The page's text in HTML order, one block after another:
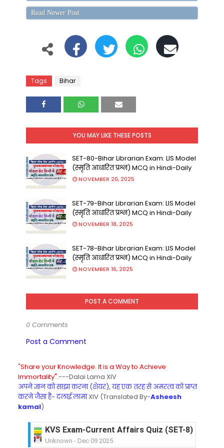
Read Newer Post
Tags Bihar
YOU MAY LIKE THESE POSTS
SET-80-Bihar Librarian Exam: LIS Model
(स्मृति आधारित प्रश्न) MCQ in Hindi-Daily
NOVEMBER 20, 2025
SET-79-Bihar Librarian Exam: LIS Model
(स्मृति आधारित प्रश्न) MCQ in Hindi-Daily
NOVEMBER 18, 2025
SET-78-Bihar Librarian Exam: LIS Model
(स्मृति आधारित प्रश्न) MCQ in Hindi-Daily
NOVEMBER 16, 2025
POST A COMMENT
0 Comments
Post a Comment
"Share your Knowledge. It is a Way to Achieve
Immortality".---Dalai Lama XIV
अपने ज्ञान को साझा करना (शेयर), यह एक तरह से अमरत्व को प्राप्त
करने जैसा है- दलाई लामाXIV (Translated By-Asheesh
kamal)
KVS Exam-Current Affairs Quiz (SET-8) in
Unknown - Dec 09 2025